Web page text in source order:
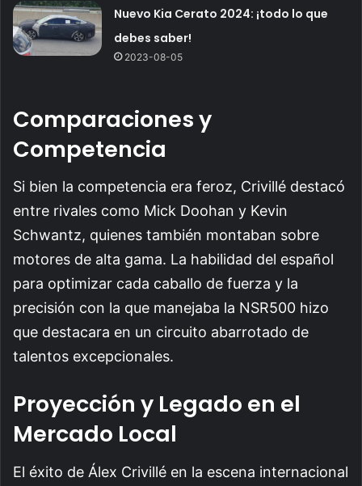
Nuevo Kia Cerato 2024: ¡todo lo que
debes saber!
2023-08-05
Comparaciones y
Competencia
Si bien la competencia era feroz, Crivillé destacó
entre rivales como Mick Doohan y Kevin
Schwantz, quienes también montaban sobre
motores de alta gama. La habilidad del español
para optimizar cada caballo de fuerza y la
precisión con la que manejaba la NSR500 hizo
que destacara en un circuito abarrotado de
talentos excepcionales.
Proyección y Legado en el
Mercado Local
El éxito de Álex Crivillé en la escena internacional